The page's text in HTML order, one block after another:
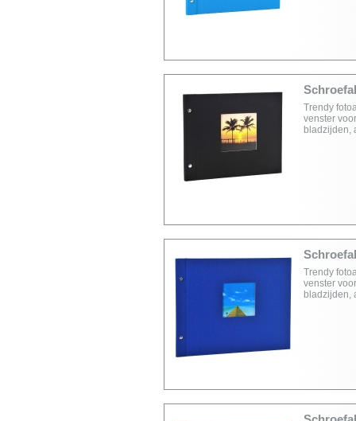
Trendy
venster
bladzijden,
Trendy
venster
bladzijden,